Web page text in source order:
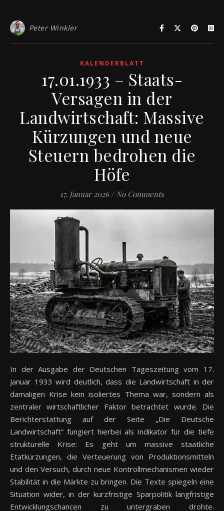
Peter Winkler
KALENDERBLATT
17.01.1933 – Staats-
Versagen in der
Landwirtschaft: Massive
Kürzungen und neue
Steuern bedrohen die
Höfe
17. Januar 2026 / No Comments
In der Ausgabe der Deutschen Tageszeitung vom 17.
Januar 1933 wird deutlich, dass die Landwirtschaft in der
damaligen Krise kein isoliertes Thema war, sondern als
zentraler wirtschaftlicher Faktor betrachtet wurde. Die
Berichterstattung auf der Seite „Die Deutsche
Landwirtschaft“ fungiert hierbei als Indikator für die tiefe
strukturelle Krise: Es geht um massive staatliche
Etatkürzungen, die Verteuerung von Produktionsmitteln
und den Versuch, durch neue Kontrollmechanismen wieder
Stabilität in die Märkte zu bringen. Die Texte spiegeln eine
Situation wider, in der kurzfristige Sparpolitik langfristige
Entwicklungschancen zu untergraben drohte.